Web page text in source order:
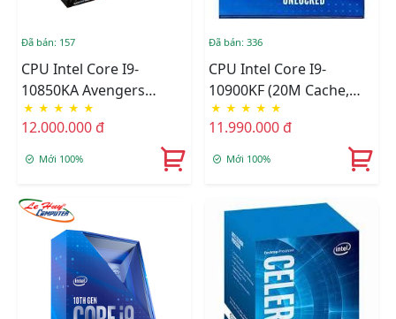
Đã bán: 157
CPU Intel Core I9-
10850KA Avengers
Edition / 20MB / 3.6GHz /
10 Nhân 20 Luồng
★ ★ ★ ★ ★
12.000.000 đ
Mới 100%
Đã bán: 336
CPU Intel Core I9-
10900KF (20M Cache,
3.70 GHz Up To 5.30
GHz, 10C20T, Socket
1200, Comet Lake-S)
★ ★ ★ ★ ★
11.990.000 đ
Mới 100%